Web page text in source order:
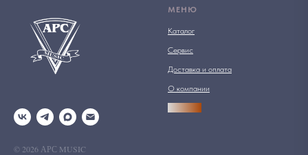
© 2026 АРС MUSIC
МЕНЮ
Каталог
Сервис
Доставка и оплата
О компании